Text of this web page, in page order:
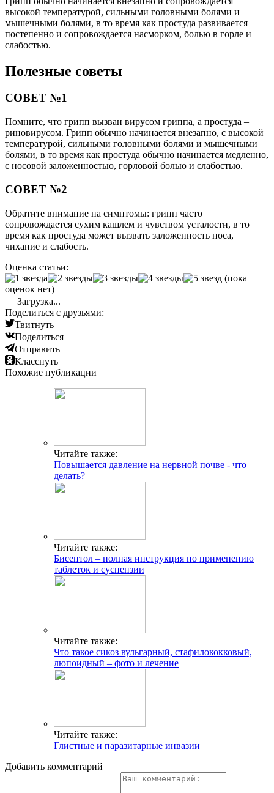
высокой температурой, сильными головными болями и
мышечными болями, в то время как простуда развивается
постепенно и сопровождается насморком, болью в горле и
слабостью.
Полезные советы
СОВЕТ №1
Помните, что грипп вызван вирусом гриппа, а простуда –
риновирусом. Грипп обычно начинается внезапно, с высокой
температурой, сильными головными болями и мышечными
болями, в то время как простуда обычно начинается медленно,
с носовой заложенностью, горловой болью и слабостью.
СОВЕТ №2
Обратите внимание на симптомы: грипп часто
сопровождается сухим кашлем и чувством усталости, в то
время как простуда может вызвать заложенность носа,
чихание и слабость.
Оценка статьи:
(пока
оценок нет)
Загрузка...
Поделиться с друзьями:
Твитнуть
Поделиться
Отправить
Класснуть
Похожие публикации
Читайте также:
Повышается давление на нервной почве - что
делать?
Читайте также:
Бисептол – полная инструкция по применению
таблеток и суспензии
Читайте также:
Что такое сикоз вульгарный, стафилококковый,
люпоидный – фото и лечение
Читайте также:
Глистные и паразитарные инвазии
Добавить комментарий